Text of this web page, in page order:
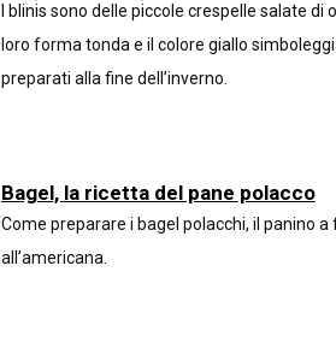
I blinis sono delle piccole crespelle salate
loro forma tonda e il colore giallo
preparati alla fine dell’inverno.
Bagel, la ricetta del pane polacco
Come preparare i bagel polacchi, il panino
all’americana.